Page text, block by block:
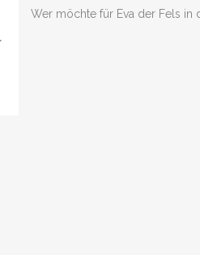
Wer möchte für Eva der Fels in